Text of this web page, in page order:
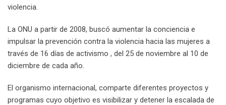
violencia.
La ONU a partir de 2008, buscó aumentar la conciencia e
impulsar la prevención contra la violencia hacia las mujeres a
través de 16 días de activismo , del 25 de noviembre al 10 de
diciembre de cada año.
El organismo internacional, comparte diferentes proyectos y
programas cuyo objetivo es visibilizar y detener la escalada de